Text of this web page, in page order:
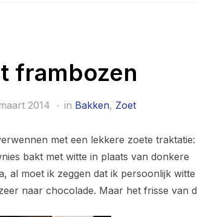
frambozen
2014 in Bakken, Zoet
met een lekkere zoete traktatie:
bakt met witte in plaats van donkere
al moet ik zeggen dat ik persoonlijk witte
naar chocolade. Maar het frisse van